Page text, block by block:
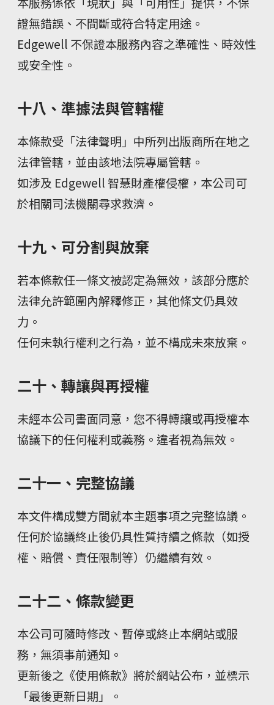
證無錯誤、不間斷或符合特定用途。
Edgewell 不保證本服務內容之準確性、時效性
或安全性。
十八、準據法與管轄權
本條款受「法律聲明」中所列出版商所在地之
法律管轄，並由該地法院專屬管轄。
如涉及 Edgewell 智慧財產權侵權，本公司可
於相關司法機關尋求救濟。
十九、可分割與放棄
若本條款任一條文被認定為無效，該部分應於
法律允許範圍內解釋修正，其他條文仍具效
力。
任何未執行權利之行為，並不構成未來放棄。
二十、轉讓與再授權
未經本公司書面同意，您不得轉讓或再授權本
協議下的任何權利或義務。違者視為無效。
二十一、完整協議
本文件構成雙方間就本主題事項之完整協議。
任何於協議終止後仍具性質持續之條款（如授
權、賠償、責任限制等）仍繼續有效。
二十二、條款變更
本公司可隨時修改、暫停或終止本網站或服
務，無須事前通知。
更新後之《使用條款》將於網站公布，並標示
「最後更新日期」。